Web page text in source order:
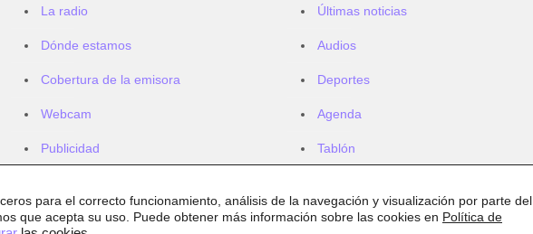
La radio
Dónde estamos
Cobertura de la emisora
Webcam
Publicidad
Últimas noticias
Audios
Deportes
Agenda
Tablón
para el correcto funcionamiento, análisis de la navegación y visualización por parte del
que acepta su uso. Puede obtener más información sobre las cookies en Política de